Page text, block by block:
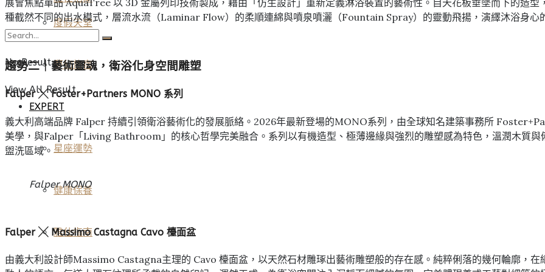
度假天堂
夢幻旅宿
EXPERT
星座運勢
健康保養
雅仕指南
No Result
View All Result
展會焦點單品 AquaTree 以 3D 金屬列印技術製成，藉由「仿生設計」重新定義淋浴裝置的藝術性。自天花板垂墜而下的造
種截然不同的出水模式，層流水流（Laminar Flow）的柔順連綿與噴泉噴灑（Fountain Spray）的靈動飛揚，演繹沐浴身心
趨勢二｜藝術靈魂，衛浴化身空間雕塑
Falper ╳ Foster+Partners MONO 系列
義大利高端品牌 Falper 持續引領衛浴藝術化的發展脈絡。2026年最新登場的MONO系列，由全球知名建築事務所
美學，與Falper「Living Bathroom」的核心哲學完美融合。系列以有機造型、極薄邊緣與強烈的雕塑感為特色，溫潤木質
盥洗區域。
Falper MONO
Falper ╳ Massimo Castagna Cavo 檯面盆
由義大利設計師Massimo Castagna主理的 Cavo 檯面盆，以天然石材雕琢出藝術雕塑般的存在感。純粹俐落的幾何輪廓，